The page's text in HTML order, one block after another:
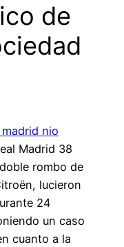
de
Madrid 38
rombo de
lucieron
24
un caso
cuanto a la